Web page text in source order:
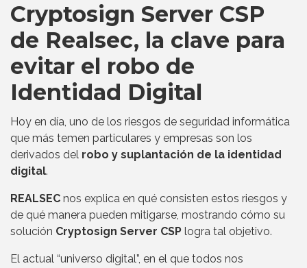
Cryptosign Server CSP
de Realsec, la clave para
evitar el robo de
Identidad Digital
Hoy en día, uno de los riesgos de seguridad informática
que más temen particulares y empresas son los
derivados del robo y suplantación de la identidad
digital.
REALSEC nos explica en qué consisten estos riesgos y
de qué manera pueden mitigarse, mostrando cómo su
solución Cryptosign Server CSP logra tal objetivo.
El actual “universo digital”, en el que todos nos